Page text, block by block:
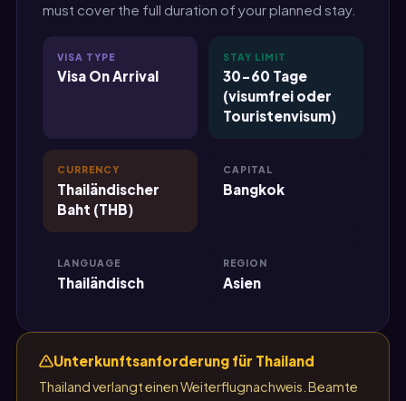
must cover the full duration of your planned stay.
VISA TYPE
Visa On Arrival
STAY LIMIT
30-60 Tage
(visumfrei oder
Touristenvisum)
CURRENCY
Thailändischer
Baht (THB)
CAPITAL
Bangkok
LANGUAGE
Thailändisch
REGION
Asien
Unterkunftsanforderung für Thailand
Thailand verlangt einen Weiterflugnachweis. Beamte